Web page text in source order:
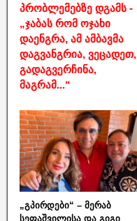
პრობლემებზე დგამს -
„ჯაბას რომ ოჯახი
დაენგრა, ამ ამბავმა
დაგვანგრია, ვეცადეთ,
გადაგვერჩინა,
მაგრამ...“
„გპირდები“ – მერაბ
სეფაშვილისა და გიგი